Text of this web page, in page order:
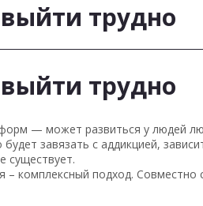
трудно
трудно
— может развиться у людей
завязать с аддикцией,
существует.
– комплексный подход.